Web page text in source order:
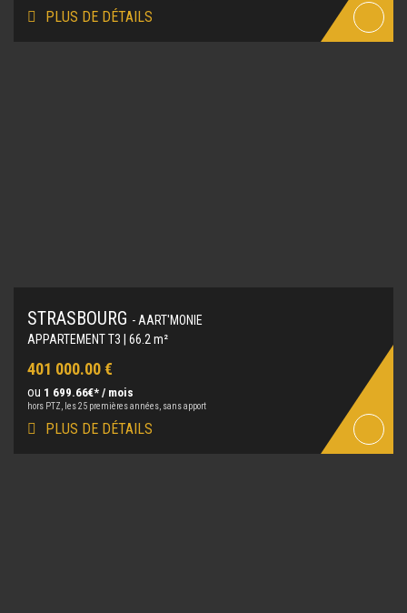
PLUS DE DÉTAILS
STRASBOURG - AART'MONIE
APPARTEMENT T3 | 66.2 m²
401 000.00 €
ou 1 699.66€* / mois
hors PTZ, les 25 premières années, sans apport
PLUS DE DÉTAILS